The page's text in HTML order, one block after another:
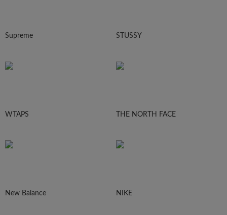
Supreme STUSSY
WTAPS THE NORTH FACE
New Balance NIKE